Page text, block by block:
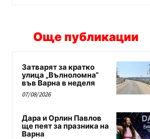
Още публикации
Затварят за кратко
улица „Вълноломна“
във Варна в неделя
07/08/2026
Дара и Орлин Павлов
ще пеят за празника на
Варна